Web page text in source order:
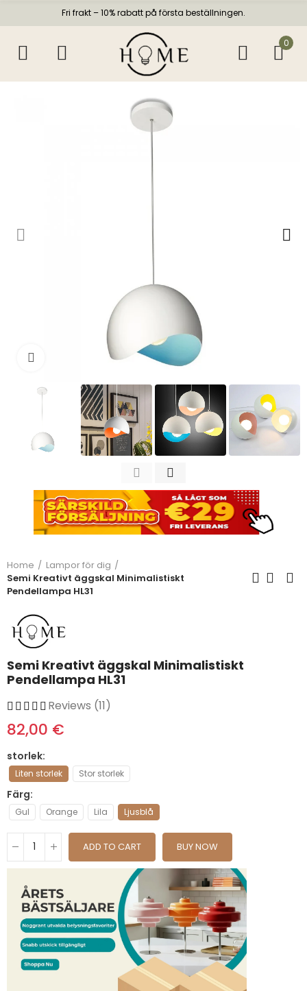
Fri frakt – 10% rabatt på första beställningen.
0
Click to enlarge
Home
Lampor för dig
Semi Kreativt äggskal Minimalistiskt
Pendellampa HL31
Semi Kreativt äggskal Minimalistiskt
Pendellampa HL31
Reviews (11)
82,00 €
storlek
Liten storlek Stor storlek
Färg
Gul Orange Lila Ljusblå
ADD TO CART BUY NOW